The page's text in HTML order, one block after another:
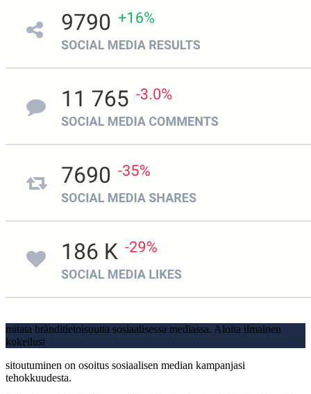
mitata bränditietoisuutta sosiaalisessa mediassa. Aloita ilmainen
kokeilusi
sitoutuminen on osoitus sosiaalisen median kampanjasi
tehokkuudesta.